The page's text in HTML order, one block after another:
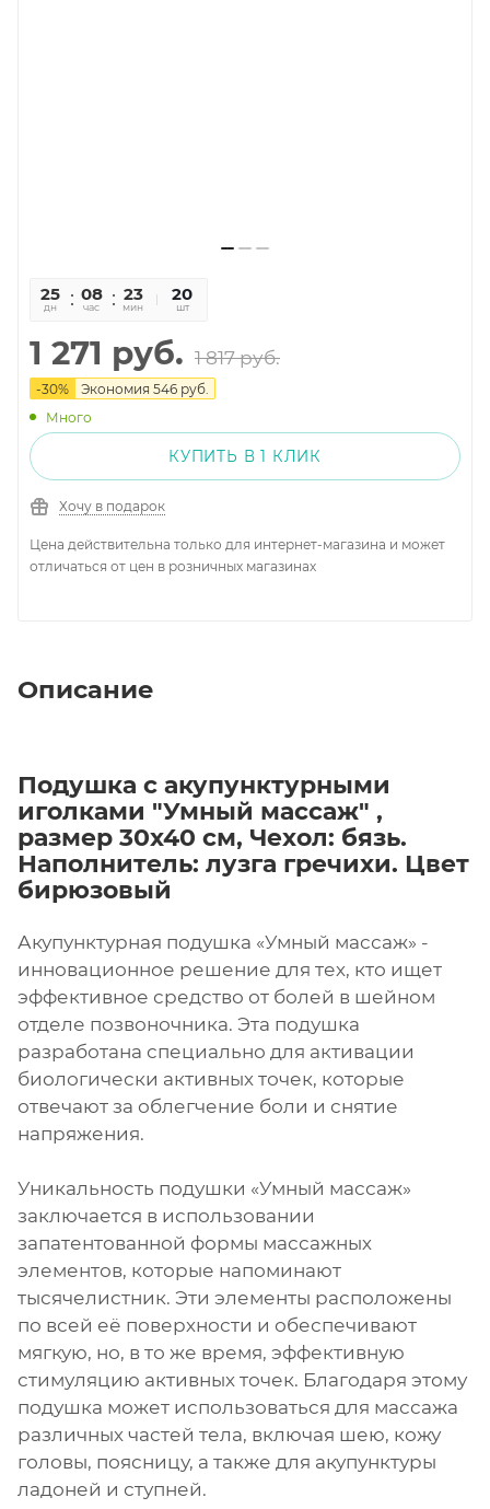
25
дн
08
час
23
мин
03
сек
20
шт
1 271 руб. 1 817руб.
-30% Экономия 546 руб.
Много
КУПИТЬ В 1 КЛИК
Хочу в подарок
Цена действительна только для интернет-магазина и может
отличаться от цен в розничных магазинах
Описание
Подушка с акупунктурными
иголками "Умный массаж" ,
размер 30х40 см, Чехол: бязь.
Наполнитель: лузга гречихи. Цвет
бирюзовый
Акупунктурная подушка «Умный массаж» -
инновационное решение для тех, кто ищет
эффективное средство от болей в шейном
отделе позвоночника. Эта подушка
разработана специально для активации
биологически активных точек, которые
отвечают за облегчение боли и снятие
напряжения.
Уникальность подушки «Умный массаж»
заключается в использовании
запатентованной формы массажных
элементов, которые напоминают
тысячелистник. Эти элементы расположены
по всей её поверхности и обеспечивают
мягкую, но, в то же время, эффективную
стимуляцию активных точек. Благодаря этому
подушка может использоваться для массажа
различных частей тела, включая шею, кожу
головы, поясницу, а также для акупунктуры
ладоней и ступней.